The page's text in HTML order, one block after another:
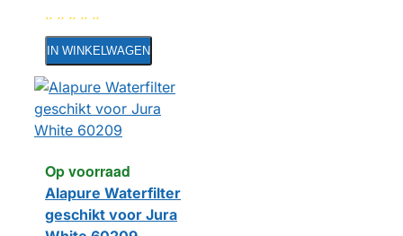
IN WINKELWAGEN
Op voorraad
Alapure Waterfilter
geschikt voor Jura